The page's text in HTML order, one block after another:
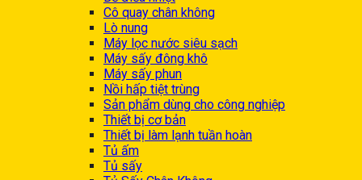
Cô quay chân không
Lò nung
Máy lọc nước siêu sạch
Máy sấy đông khô
Máy sấy phun
Nồi hấp tiệt trùng
Sản phẩm dùng cho công nghiệp
Thiết bị cơ bản
Thiết bị làm lạnh tuần hoàn
Tủ ấm
Tủ sấy